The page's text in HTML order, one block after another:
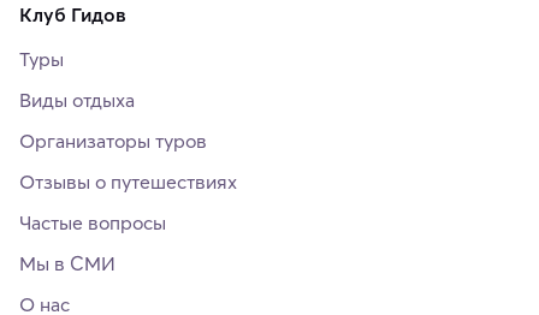
Клуб Гидов
Туры
Виды отдыха
Организаторы туров
Отзывы о путешествиях
Частые вопросы
Мы в СМИ
О нас